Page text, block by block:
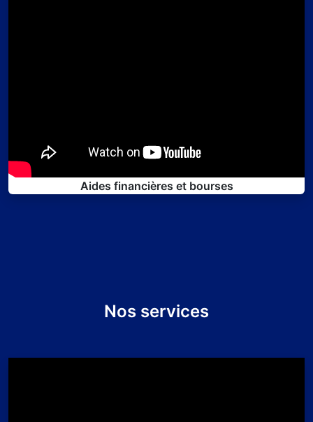
Aides financières et bourses
Nos services